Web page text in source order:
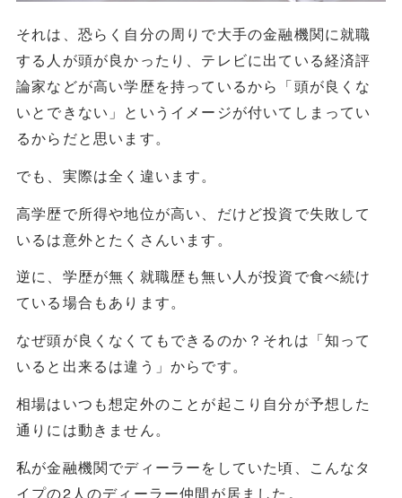
それは、恐らく自分の周りで大手の金融機関に就職
する人が頭が良かったり、テレビに出ている経済評
論家などが高い学歴を持っているから「頭が良くな
いとできない」というイメージが付いてしまってい
るからだと思います。
でも、実際は全く違います。
高学歴で所得や地位が高い、だけど投資で失敗して
いるは意外とたくさんいます。
逆に、学歴が無く就職歴も無い人が投資で食べ続け
ている場合もあります。
なぜ頭が良くなくてもできるのか？それは「知って
いると出来るは違う」からです。
相場はいつも想定外のことが起こり自分が予想した
通りには動きません。
私が金融機関でディーラーをしていた頃、こんなタ
イプの2人のディーラー仲間が居ました。